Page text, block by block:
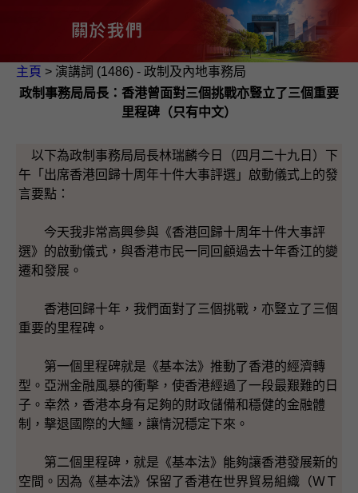
主頁 > 演講詞 (1486) - 政制及內地事務局
政制事務局局長：香港曾面對三個挑戰亦豎立了三個重要
里程碑（只有中文）
以下為政制事務局局長林瑞麟今日（四月二十九日）下
午「出席香港回歸十周年十件大事評選」啟動儀式上的發
言要點：
今天我非常高興參與《香港回歸十周年十件大事評
選》的啟動儀式，與香港市民一同回顧過去十年香江的變
遷和發展。
香港回歸十年，我們面對了三個挑戰，亦豎立了三個
重要的里程碑。
第一個里程碑就是《基本法》推動了香港的經濟轉
型。亞洲金融風暴的衝擊，使香港經過了一段最艱難的日
子。幸然，香港本身有足夠的財政儲備和穩健的金融體
制，擊退國際的大鱷，讓情況穩定下來。
第二個里程碑，就是《基本法》能夠讓香港發展新的
空間。因為《基本法》保留了香港在世界貿易組織（ＷＴ